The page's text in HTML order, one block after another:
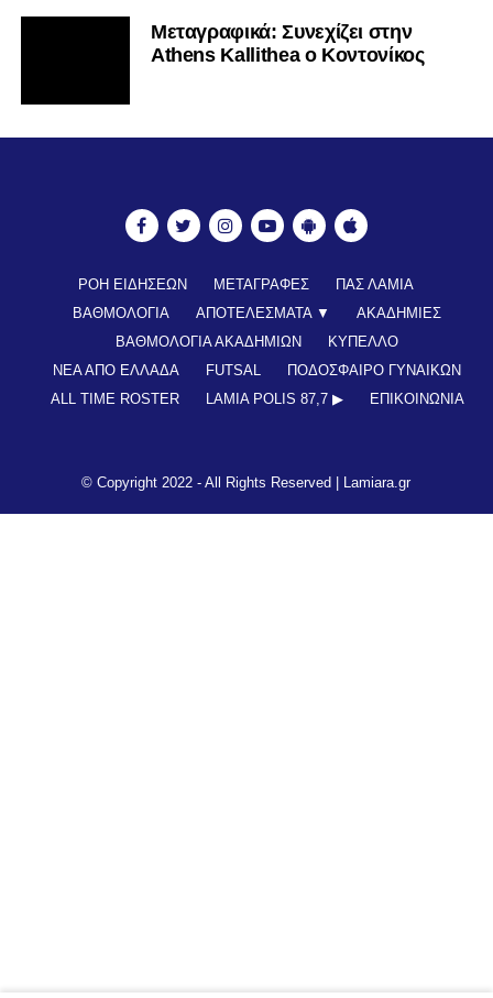
Mεταγραφικά: Συνεχίζει στην
Athens Kallithea ο Κοντονίκος
ΡΟΗ ΕΙΔΗΣΕΩΝ ΜΕΤΑΓΡΑΦΕΣ
ΠΑΣ ΛΑΜΙΑ
ΒΑΘΜΟΛΟΓΙΑ
ΑΠΟΤΕΛΕΣΜΑΤΑ ▼
ΑΚΑΔΗΜΙΕΣ
ΒΑΘΜΟΛΟΓΙΑ ΑΚΑΔΗΜΙΩΝ
ΚΥΠΕΛΛΟ
ΝΕΑ ΑΠΟ ΕΛΛΑΔΑ
FUTSAL
ΠΟΔΟΣΦΑΙΡΟ ΓΥΝΑΙΚΩΝ
ALL TIME ROSTER
LAMIA POLIS 87,7 ▶︎ ΕΠΙΚΟΙΝΩΝΊΑ
© Copyright 2022 - All Rights Reserved | Lamiara.gr